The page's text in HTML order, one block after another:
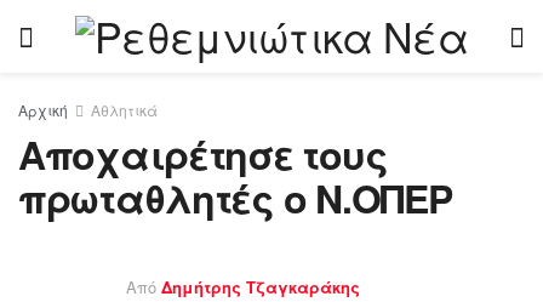
Αρχική Αθλητικά
Αποχαιρέτησε τους
πρωταθλητές ο Ν.ΟΠΕΡ
Από Δημήτρης Τζαγκαράκης